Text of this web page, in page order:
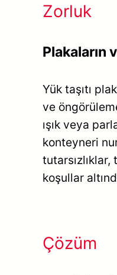
Zorluk
Plakaların
Yük taşıtı
ve
ışık veya
konteyneri
koşullar
Çözüm